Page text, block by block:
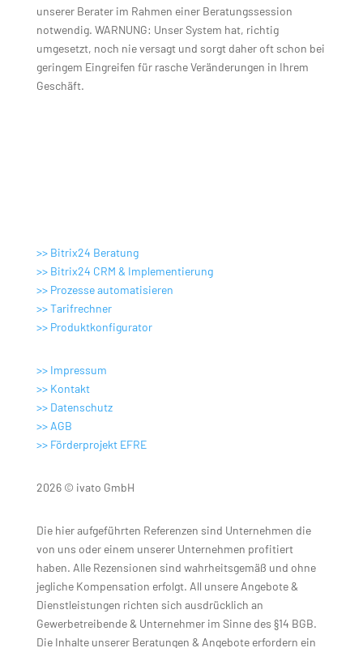
unserer Berater im Rahmen einer Beratungssession
notwendig. WARNUNG: Unser System hat, richtig
umgesetzt, noch nie versagt und sorgt daher oft schon bei
geringem Eingreifen für rasche Veränderungen in Ihrem
Geschäft.
>> Bitrix24 Beratung
>> Bitrix24 CRM & Implementierung
>> Prozesse automatisieren
>>Tarifrechner
>> Produktkonfigurator
>> Impressum
>> Kontakt
>> Datenschutz
>> AGB
>> Förderprojekt EFRE
2026 © ivato GmbH
Die hier aufgeführten Referenzen sind Unternehmen die
von uns oder einem unserer Unternehmen profitiert
haben. Alle Rezensionen sind wahrheitsgemäß und ohne
jegliche Kompensation erfolgt. All unsere Angebote &
Dienstleistungen richten sich ausdrücklich an
Gewerbetreibende & Unternehmer im Sinne des §14 BGB.
Die Inhalte unserer Beratungen & Angebote erfordern ein